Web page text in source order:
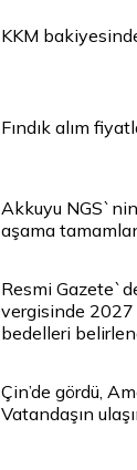
KKM
Fındık alım
Akkuyu
aşama
Resmi
vergisinde 2027
bedelleri
Çin’de gördü,
Vatandaşın